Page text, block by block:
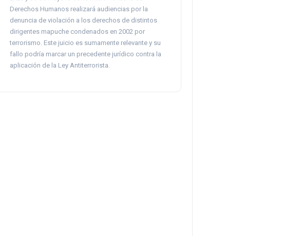
Derechos Humanos realizará audiencias por la
denuncia de violación a los derechos de distintos
dirigentes mapuche condenados en 2002 por
terrorismo. Este juicio es sumamente relevante y su
fallo podría marcar un precedente jurídico contra la
aplicación de la Ley Antiterrorista.